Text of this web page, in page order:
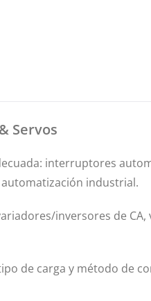
Servos
interruptores
industrial.
inversores de CA,
de carga y método de